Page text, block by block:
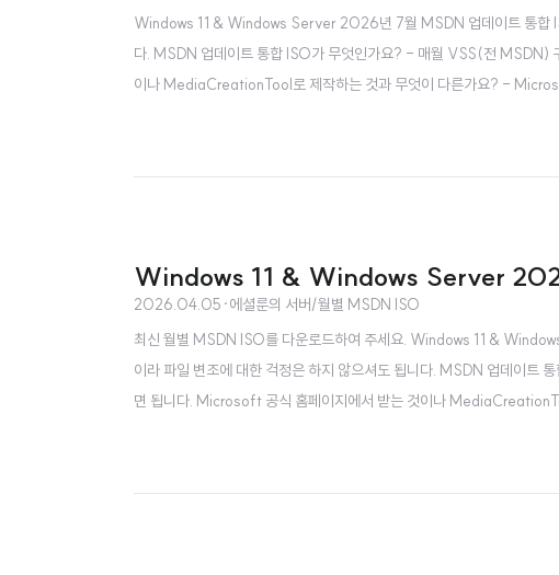
Windows 11 & Windows Server 2026년 7월 MSDN 업데이트 통
다. MSDN 업데이트 통합 ISO가 무엇인가요? - 매월 VSS(전 MSDN)
이나 MediaCreationTool로 제작하는 것과 무엇이 다른가요? -
Windows 11 & Windows Server
2026.04.05 ·에셜룬의 서버/월별 MSDN ISO
최신 월별 MSDN ISO를 다운로드하여 주세요. Windows 11 &
이라 파일 변조에 대한 걱정은 하지 않으셔도 됩니다. MSDN 업데이
면 됩니다. Microsoft 공식 홈페이지에서 받는 것이나